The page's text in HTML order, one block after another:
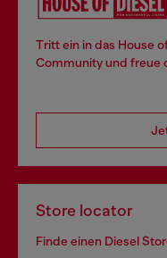
Tritt ein in das House
Community und freue
Store locator
Finde einen Diesel